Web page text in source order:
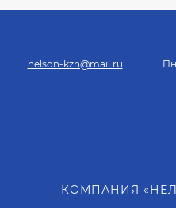
nelson-kzn@mail.ru
КОМПАНИЯ